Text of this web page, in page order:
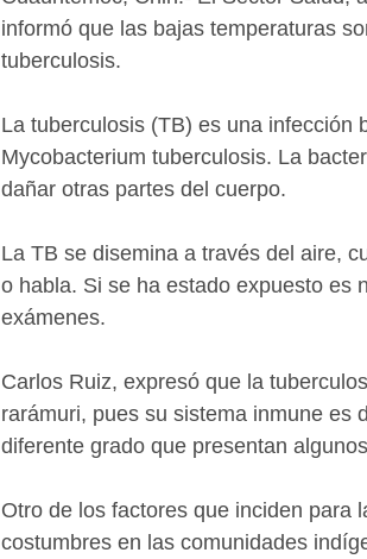
informó que las bajas temperaturas
tuberculosis.
La tuberculosis (TB) es una infección
Mycobacterium tuberculosis. La
dañar otras partes del cuerpo.
La TB se disemina a través del aire,
o habla. Si se ha estado expuesto es
exámenes.
Carlos Ruiz, expresó que la
rarámuri, pues su sistema inmune es
diferente grado que presentan
Otro de los factores que inciden para
costumbres en las comunidades